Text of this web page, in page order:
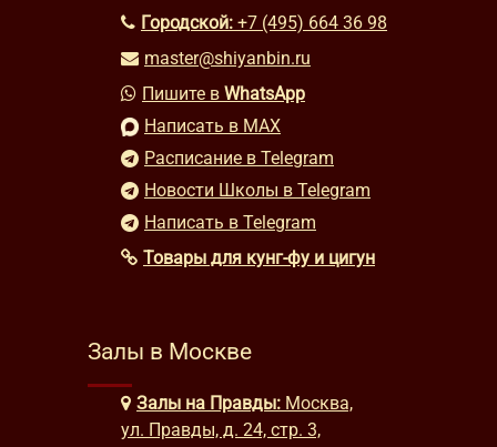
Городской: +7 (495) 664 36 98
master@shiyanbin.ru
Пишите в WhatsApp
Написать в MAX
Расписание в Telegram
Новости Школы в Telegram
Написать в Telegram
Товары для кунг-фу и цигун
Залы в Москве
Залы на Правды: Москва,
ул. Правды, д. 24, стр. 3,